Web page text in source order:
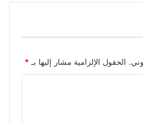
الحقول الإلزامية مشار إليها بـ *